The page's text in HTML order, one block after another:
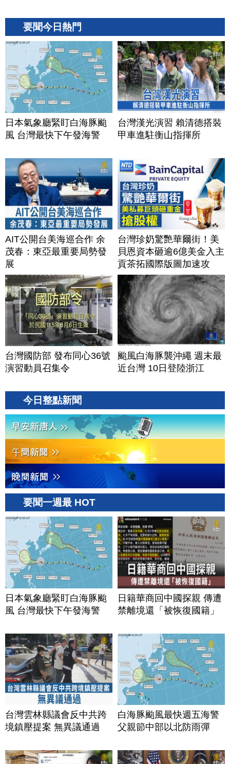
要聞今日熱門
日本氣象廳緊盯白海豚颱
風 台灣最快下午發海警
台灣漢光演習 賴清德搭裝
甲車進駐衡山指揮所
AIT公開台美海巡合作 余
茂春：東亞最重要局勢發
展
台灣珍奶驚艷華爾街！美
貝恩資本砸逾6億美金入主
貢茶拓國際版圖加速攻
美？｜#財經新聞｜
20260806(四)
台灣國防部 發布同心36號
演習動員召集令
颱風白海豚襲沖繩 週末最
近台灣 10日登陸浙江
今日整點新聞
要聞一週最 HOT
日本氣象廳緊盯白海豚颱
風 台灣最快下午發海警
日籍華商回中國探親 傳遭
禁離境還「被恢復國籍」
台灣雲林縣議會反中共跨
境鎮壓提案 無異議通過
白海豚颱風最快週五海警
父親節中部以北防雨彈